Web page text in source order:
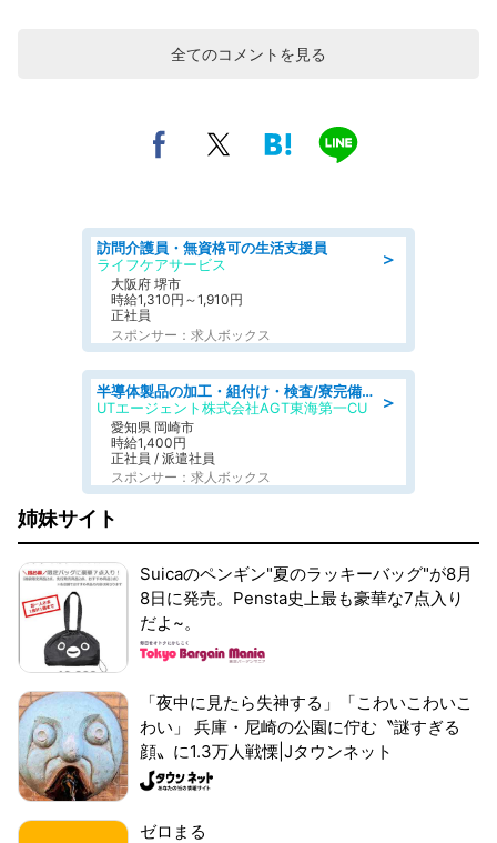
全てのコメントを見る
＞
訪問介護員・無資格可の生活支援員
ライフケアサービス
大阪府 堺市
時給1,310円～1,910円
正社員
スポンサー：求人ボックス
＞
半導体製品の加工・組付け・検査/寮完備/日勤/日払い/工場・製造
UTエージェント株式会社AGT東海第一CU
愛知県 岡崎市
時給1,400円
正社員 / 派遣社員
スポンサー：求人ボックス
姉妹サイト
Suicaのペンギン"夏のラッキーバッグ"が8月
8日に発売。Pensta史上最も豪華な7点入り
だよ~。
「夜中に見たら失神する」「こわいこわいこ
わい」 兵庫・尼崎の公園に佇む〝謎すぎる
顔〟に1.3万人戦慄|Jタウンネット
ゼロまる